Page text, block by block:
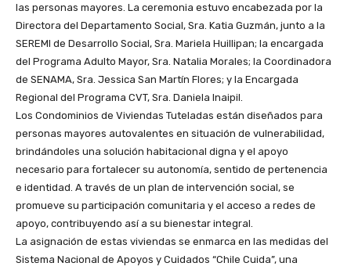
las personas mayores. La ceremonia estuvo encabezada por la
Directora del Departamento Social, Sra. Katia Guzmán, junto a la
SEREMI de Desarrollo Social, Sra. Mariela Huillipan; la encargada
del Programa Adulto Mayor, Sra. Natalia Morales; la Coordinadora
de SENAMA, Sra. Jessica San Martín Flores; y la Encargada
Regional del Programa CVT, Sra. Daniela Inaipil.
Los Condominios de Viviendas Tuteladas están diseñados para
personas mayores autovalentes en situación de vulnerabilidad,
brindándoles una solución habitacional digna y el apoyo
necesario para fortalecer su autonomía, sentido de pertenencia
e identidad. A través de un plan de intervención social, se
promueve su participación comunitaria y el acceso a redes de
apoyo, contribuyendo así a su bienestar integral.
La asignación de estas viviendas se enmarca en las medidas del
Sistema Nacional de Apoyos y Cuidados “Chile Cuida”, una